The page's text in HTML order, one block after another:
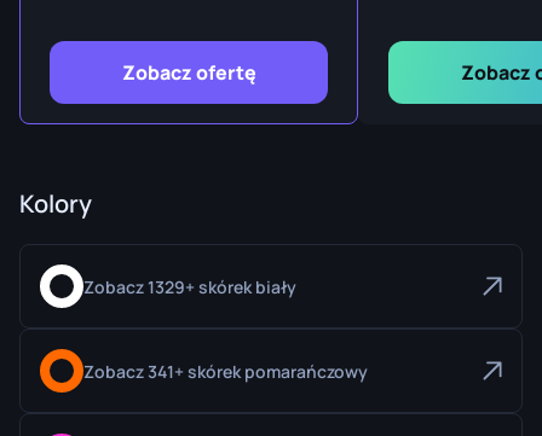
Zobacz ofertę Zobacz
Kolory
Zobacz 1329+ skórek biały
Zobacz 341+ skórek pomarańczowy